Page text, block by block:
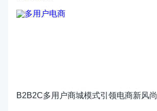
B2B2C多用户商城模式引领电商新风尚